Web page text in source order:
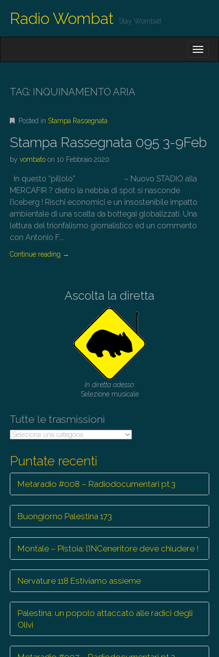
Radio Wombat Stay Wombat!
N
M
N
U
O
C
T
N
TAG: INQUINAMENTO ARIA
Posted in Stampa Rassegnata
Stampa Rassegnata 095 3-9Feb
by vombato on 10 Febbraio 2020
In questo “pillolo” – Nuovo STADIO alla
MERCAFIR ? dietro la nebbia di spot si nasconde
l’iceberg ! Rischi economici e un insostenibile impatto
ambientale di una scelta da bottegai globalizzati. Una
lettura del trionfalismo giornalistico ed un commento
con Antonio F.…
Continue reading →
Ascolta la diretta
In diretta adesso:
Selezione musicale
Tutte le trasmissioni
Tutte
Puntate recenti
Metaradio #008 – Radiodocumentari pt.3
Buongiorno Palestina 173
Montale – Pistoia: l’INCeneritore deve chiudere !
Nervature 118 Estiviamo assieme
Palestina: un popolo attaccato alle radici degli
Olivi